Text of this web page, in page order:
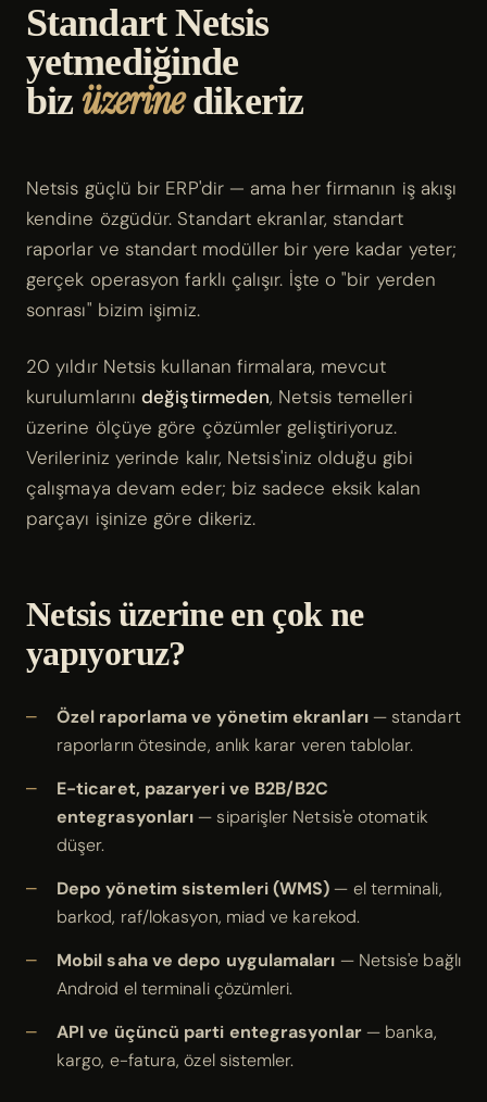
Standart Netsis
yetmediğinde
bizüzerinedikeriz
Netsis güçlü bir ERP'dir — ama her firmanın iş akışı
kendine özgüdür. Standart ekranlar, standart
raporlar ve standart modüller bir yere kadar yeter;
gerçek operasyon farklı çalışır. İşte o "bir yerden
sonrası" bizim işimiz.
20 yıldır Netsis kullanan firmalara, mevcut
kurulumlarınıdeğiştirmeden, Netsis temelleri
üzerine ölçüye göre çözümler geliştiriyoruz.
Verileriniz yerinde kalır, Netsis'iniz olduğu gibi
çalışmaya devam eder; biz sadece eksik kalan
parçayı işinize göre dikeriz.
Netsis üzerine en çok ne
yapıyoruz?
Özel raporlama ve yönetim ekranları— standart
raporların ötesinde, anlık karar veren tablolar.
E-ticaret, pazaryeri ve B2B/B2C
entegrasyonları— siparişler Netsis'e otomatik
düşer.
Depo yönetim sistemleri (WMS)— el terminali,
barkod, raf/lokasyon, miad ve karekod.
Mobil saha ve depo uygulamaları — Netsis'e bağlı
Android el terminali çözümleri.
API ve üçüncü parti entegrasyonlar— banka,
kargo, e-fatura, özel sistemler.